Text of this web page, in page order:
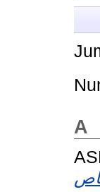
A